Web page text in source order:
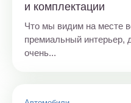
и комплектации
Что мы видим на месте
премиальный интерьер,
очень...